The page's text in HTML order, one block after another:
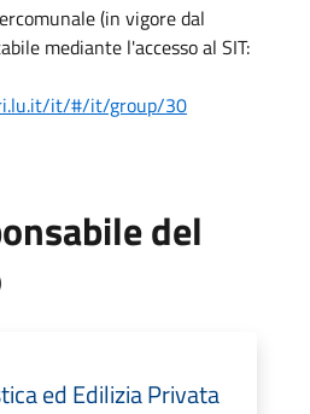
(in vigore dal
mediante l'accesso al SIT:
it/#/it/group/30
del
ed Edilizia Privata